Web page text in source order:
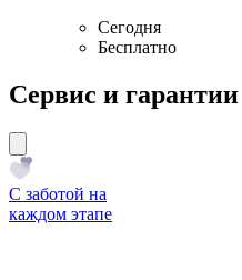
Сегодня
Бесплатно
Сервис и гарантии
С заботой на
каждом этапе